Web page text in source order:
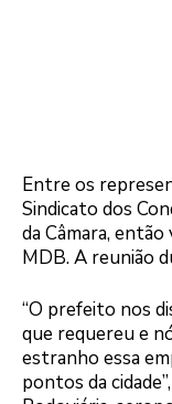
Entre os
Sindicato dos
da Câmara,
MDB. A reunião
“O prefeito nos
que requereu e
estranho essa
pontos da